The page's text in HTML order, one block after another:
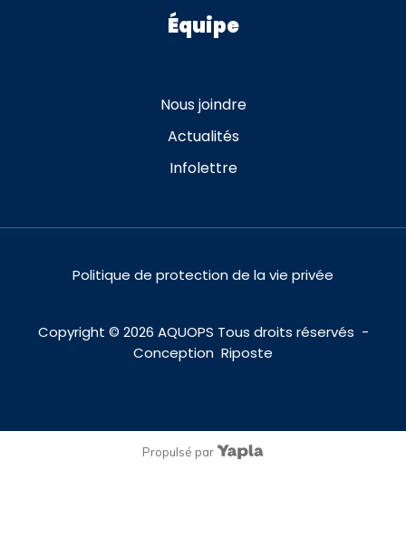
Équipe
Nous joindre
Actualités
Infolettre
Politique de protection de la vie privée
Copyright © 2026 AQUOPS Tous droits réservés -
Conception Riposte
Propulsé par